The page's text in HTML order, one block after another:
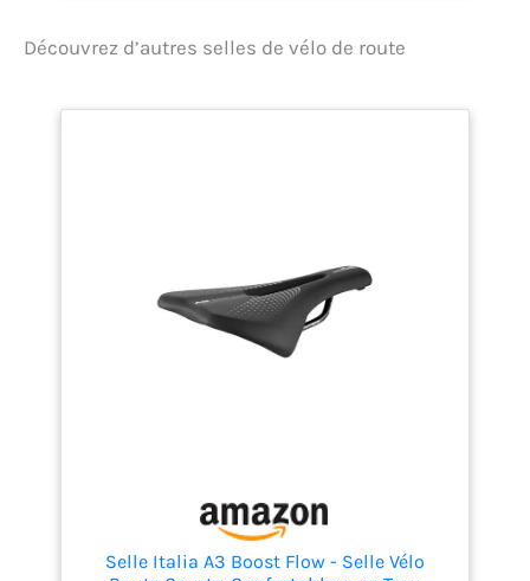
Découvrez d’autres selles de vélo de route
Selle Italia A3 Boost Flow - Selle Vélo